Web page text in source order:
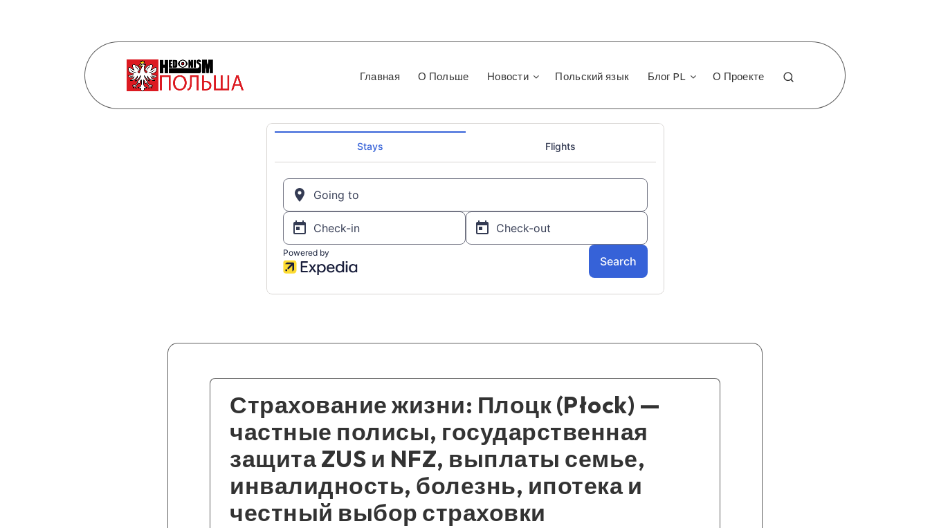
Главная О Польше Новости Польский язык Блог PL О Проекте
Страхование жизни: Плоцк (Płock) —
частные полисы, государственная
защита ZUS и NFZ, выплаты семье,
инвалидность, болезнь, ипотека и
честный выбор страховки